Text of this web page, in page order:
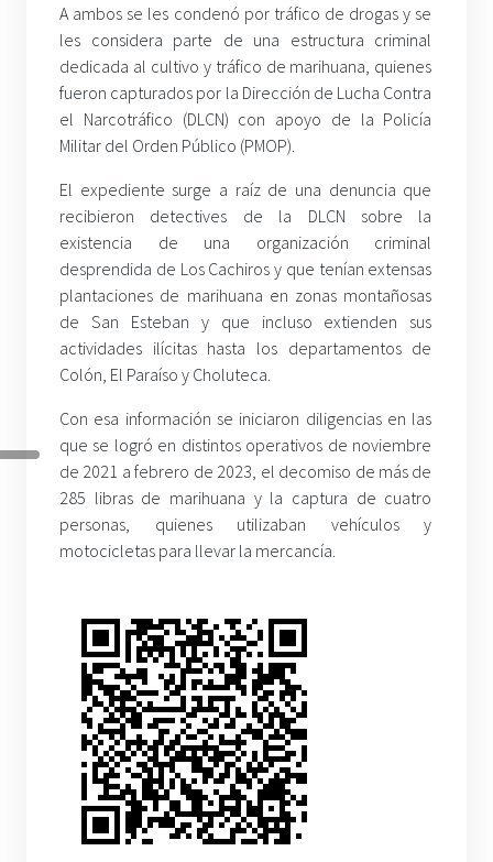
A ambos se les condenó por tráfico de drogas y se
les considera parte de una estructura criminal
dedicada al cultivo y tráfico de marihuana, quienes
fueron capturados por la Dirección de Lucha Contra
el Narcotráfico (DLCN) con apoyo de la Policía
Militar del Orden Público (PMOP).
El expediente surge a raíz de una denuncia que
recibieron detectives de la DLCN sobre la
existencia de una organización criminal
desprendida de Los Cachiros y que tenían extensas
plantaciones de marihuana en zonas montañosas
de San Esteban y que incluso extienden sus
actividades ilícitas hasta los departamentos de
Colón, El Paraíso y Choluteca.
Con esa información se iniciaron diligencias en las
que se logró en distintos operativos de noviembre
de 2021 a febrero de 2023, el decomiso de más de
285 libras de marihuana y la captura de cuatro
personas, quienes utilizaban vehículos y
motocicletas para llevar la mercancía.